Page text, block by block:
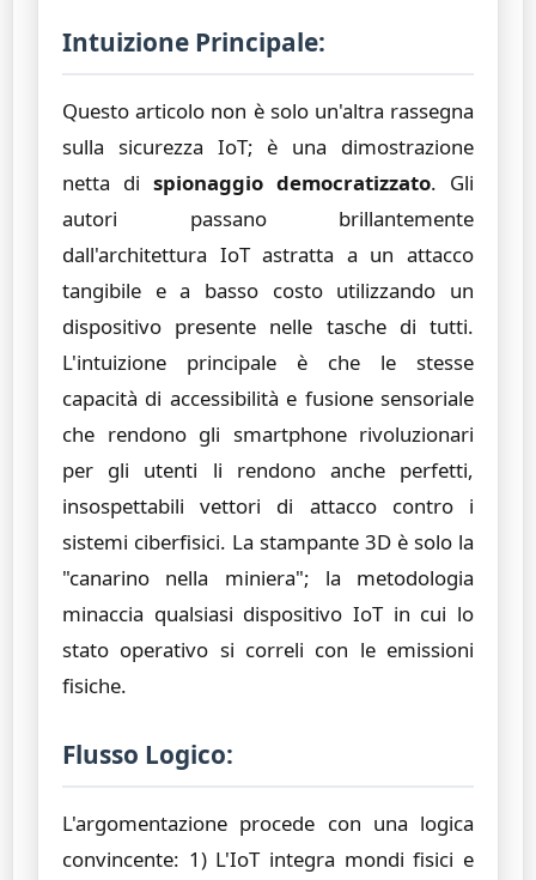
Intuizione Principale:
Questo articolo non è solo un'altra rassegna
sulla sicurezza IoT; è una dimostrazione
netta di spionaggio democratizzato. Gli
autori passano brillantemente
dall'architettura IoT astratta a un attacco
tangibile e a basso costo utilizzando un
dispositivo presente nelle tasche di tutti.
L'intuizione principale è che le stesse
capacità di accessibilità e fusione sensoriale
che rendono gli smartphone rivoluzionari
per gli utenti li rendono anche perfetti,
insospettabili vettori di attacco contro i
sistemi ciberfisici. La stampante 3D è solo la
"canarino nella miniera"; la metodologia
minaccia qualsiasi dispositivo IoT in cui lo
stato operativo si correli con le emissioni
fisiche.
Flusso Logico:
L'argomentazione procede con una logica
convincente: 1) L'IoT integra mondi fisici e